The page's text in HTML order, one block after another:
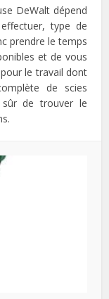
DeWalt dépend
type de
prendre le temps
et de vous
le travail dont
de scies
sûr de trouver le